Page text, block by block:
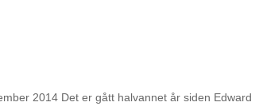
2014 Det er gått halvannet år siden Edward